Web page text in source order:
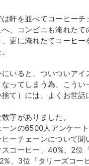
軒を並べてコーヒーチ
、コンビニも淹れたて
更に淹れたてコーヒー
いると、ついついアイ
ってしまう為、こうい
て）には、よくお世話
字がありました。
ーンの6500人アンケー
ヒーチェーンについて聞
スコーヒー」40%、2位
、3位「タリーズコー